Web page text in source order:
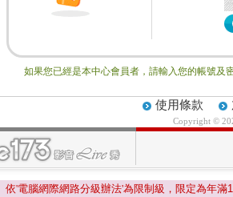
如果您已經是本中心會員者，請輸入您的帳號及
使用條款
Copyright ©
依'電腦網際網路分級辦法'為限制級，限定為年滿